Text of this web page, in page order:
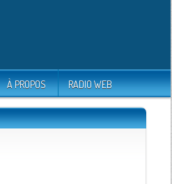
À PROPOS RADIO WEB